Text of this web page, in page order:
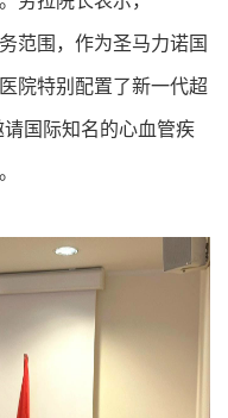
范围，作为圣马力诺国
院特别配置了新一代超
国际知名的心血管疾